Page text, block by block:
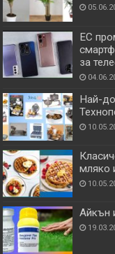
ЕС
за
Най-
мляко
Айкън